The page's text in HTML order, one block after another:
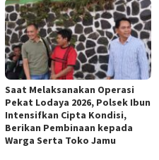
Saat Melaksanakan Operasi
Pekat Lodaya 2026, Polsek Ibun
Intensifkan Cipta Kondisi,
Berikan Pembinaan kepada
Warga Serta Toko Jamu